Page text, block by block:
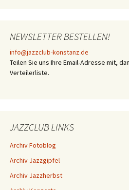
NEWSLETTER BESTELLEN!
info@jazzclub-konstanz.de
Teilen Sie uns Ihre Email-Adresse mit,
Verteilerliste.
JAZZCLUB LINKS
Archiv Fotoblog
Archiv Jazzgipfel
Archiv Jazzherbst